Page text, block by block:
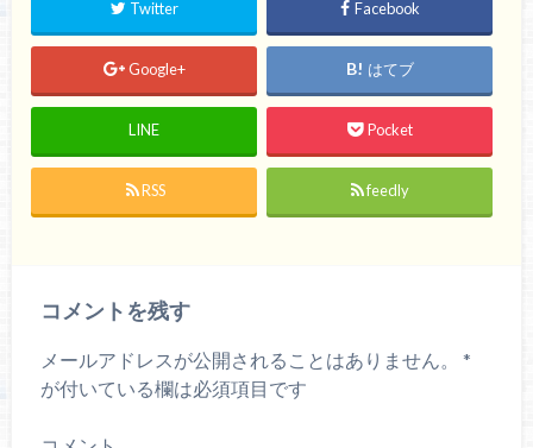
Twitter Facebook
Google+ はてブ
LINE Pocket
RSS feedly
コメントを残す
メールアドレスが公開されることはありません。
*
が付いている欄は必須項目です